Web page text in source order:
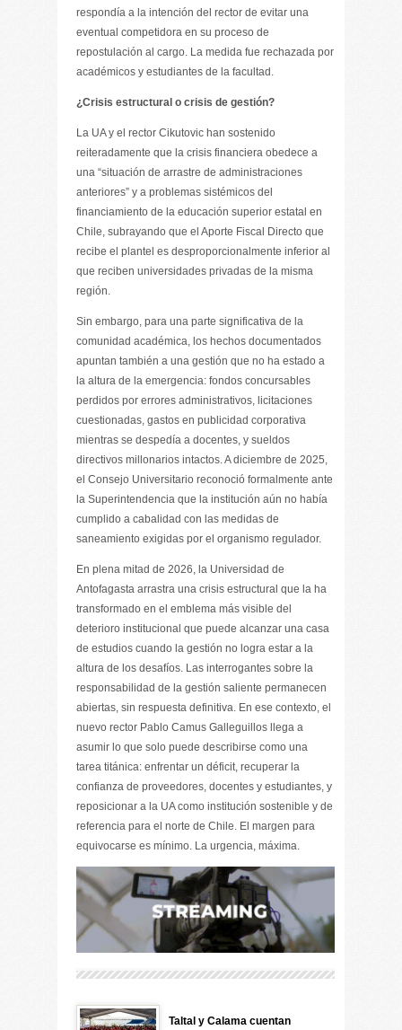
respondía a la intención del rector de evitar una
eventual competidora en su proceso de
repostulación al cargo. La medida fue rechazada por
académicos y estudiantes de la facultad.
¿Crisis estructural o crisis de gestión?
La UA y el rector Cikutovic han sostenido
reiteradamente que la crisis financiera obedece a
una “situación de arrastre de administraciones
anteriores” y a problemas sistémicos del
financiamiento de la educación superior estatal en
Chile, subrayando que el Aporte Fiscal Directo que
recibe el plantel es desproporcionalmente inferior al
que reciben universidades privadas de la misma
región.
Sin embargo, para una parte significativa de la
comunidad académica, los hechos documentados
apuntan también a una gestión que no ha estado a
la altura de la emergencia: fondos concursables
perdidos por errores administrativos, licitaciones
cuestionadas, gastos en publicidad corporativa
mientras se despedía a docentes, y sueldos
directivos millonarios intactos. A diciembre de 2025,
el Consejo Universitario reconoció formalmente ante
la Superintendencia que la institución aún no había
cumplido a cabalidad con las medidas de
saneamiento exigidas por el organismo regulador.
En plena mitad de 2026, la Universidad de
Antofagasta arrastra una crisis estructural que la ha
transformado en el emblema más visible del
deterioro institucional que puede alcanzar una casa
de estudios cuando la gestión no logra estar a la
altura de los desafíos. Las interrogantes sobre la
responsabilidad de la gestión saliente permanecen
abiertas, sin respuesta definitiva. En ese contexto, el
nuevo rector Pablo Camus Galleguillos llega a
asumir lo que solo puede describirse como una
tarea titánica: enfrentar un déficit, recuperar la
confianza de proveedores, docentes y estudiantes, y
reposicionar a la UA como institución sostenible y de
referencia para el norte de Chile. El margen para
equivocarse es mínimo. La urgencia, máxima.
Taltal y Calama cuentan